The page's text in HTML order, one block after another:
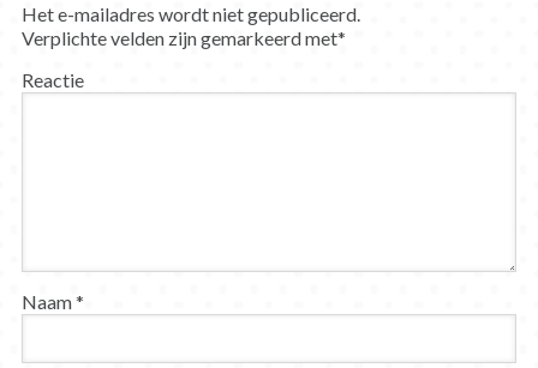
Het e-mailadres wordt niet gepubliceerd.
Verplichte velden zijn gemarkeerd met*
Reactie
Naam*